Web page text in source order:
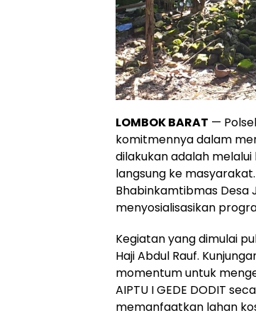
LOMBOK BARAT —
komitmennya dalam
dilakukan adalah
langsung ke masyarakat.
Bhabinkamtibmas Desa
menyosialisasikan
Kegiatan yang dimulai
Haji Abdul Rauf.
momentum untuk
AIPTU I GEDE DODIT
memanfaatkan lahan